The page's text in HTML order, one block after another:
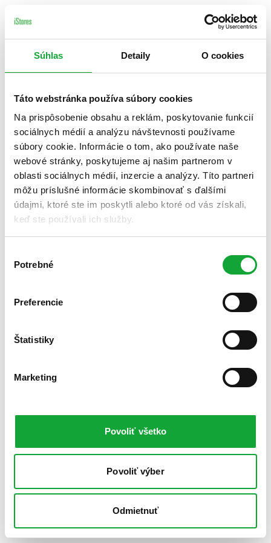
Súhlas Detaily O cookies
Táto webstránka používa súbory cookies
Na prispôsobenie obsahu a reklám, poskytovanie funkcií
sociálnych médií a analýzu návštevnosti používame
súbory cookie. Informácie o tom, ako používate naše
webové stránky, poskytujeme aj našim partnerom v
oblasti sociálnych médií, inzercie a analýzy. Títo partneri
môžu príslušné informácie skombinovať s ďalšími
údajmi, ktoré ste im poskytli alebo ktoré od vás získali,
keď ste používali ich služby.
súhlasu
Potrebné
Preferencie
Štatistiky
Marketing
Povoliť všetko
Povoliť výber
Odmietnuť